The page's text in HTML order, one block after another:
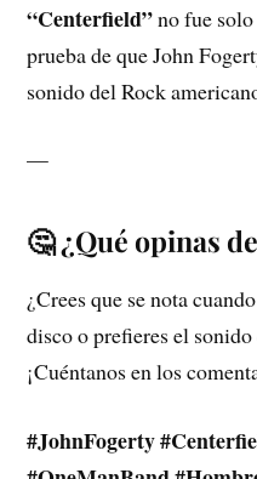
“Centerfield”no fue
prueba de que John
sonido del Rock
—
🤔 ¿Qué opinas
¿Crees que se nota
disco o prefieres el
¡Cuéntanos en los
#JohnFogerty